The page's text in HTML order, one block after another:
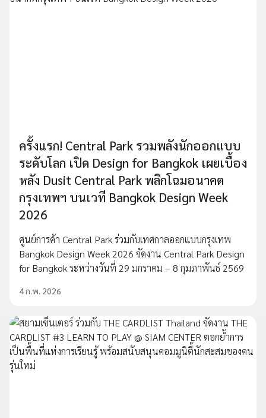
ครั้งแรก! Central Park รวมพลังนักออกแบบ
ระดับโลก เปิด Design for Bangkok เผยเบื้อง
หลัง Dusit Central Park พลิกโฉมอนาคต
กรุงเทพฯ บนเวที Bangkok Design Week
2026
ศูนย์การค้า Central Park ร่วมกับเทศกาลออกแบบกรุงเทพ
Bangkok Design Week 2026 จัดงาน Central Park Design
for Bangkok ระหว่างวันที่ 29 มกราคม – 8 กุมภาพันธ์ 2569
4 ก.พ. 2026